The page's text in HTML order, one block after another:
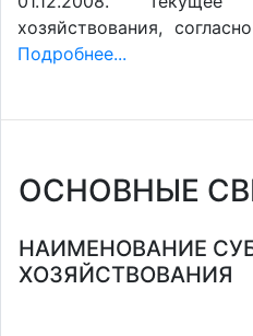
хозяйствования,
Подробнее...
ОСНОВНЫЕ
НАИМЕНОВАНИЕ
ХОЗЯЙСТВОВАНИЯ